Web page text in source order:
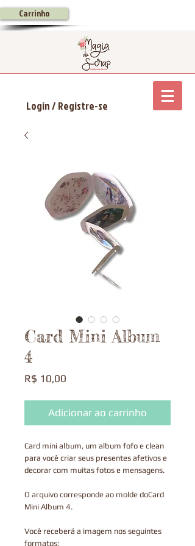
Carrinho
Login / Registre-se
Card Mini Album
4
R$ 10,00
Adicionar ao carrinho
Card mini album, um album fofo e clean
para você criar seus presentes afetivos e
decorar com muitas fotos e mensagens.
O arquivo corresponde ao molde doCard
Mini Album 4.
Você receberá a imagem nos seguintes
formatos: